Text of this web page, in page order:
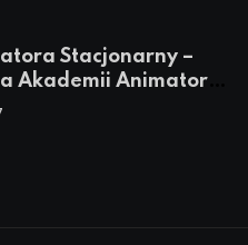
Stacjonarny –
Akademii Animatora